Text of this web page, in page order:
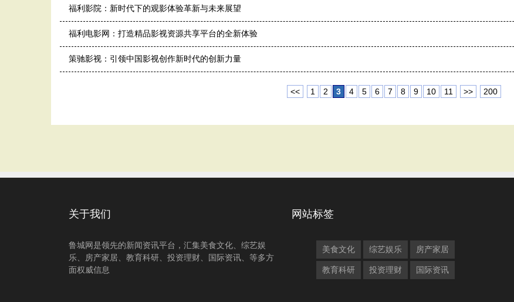
福利影院：新时代下的观影体验革新与未来展望
福利电影网：打造精品影视资源共享平台的全新体验
策驰影视：引领中国影视创作新时代的创新力量
<< 1 2 3 4 5 6 7 8 9 10 11 >> 200
关于我们
鲁城网是领先的新闻资讯平台，汇集美食文化、综艺娱
乐、房产家居、教育科研、投资理财、国际资讯、等多方
面权威信息
网站标签
美食文化 综艺娱乐 房产家居
教育科研 投资理财 国际资讯